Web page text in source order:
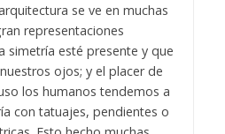
se ve en muchas
representaciones
simetría esté presente y que
ojos; y el placer de
los humanos tendemos a
con tatuajes, pendientes o